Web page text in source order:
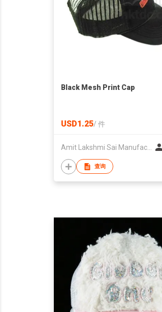
Black Mesh Print Cap
USD1.25/ 件
查询